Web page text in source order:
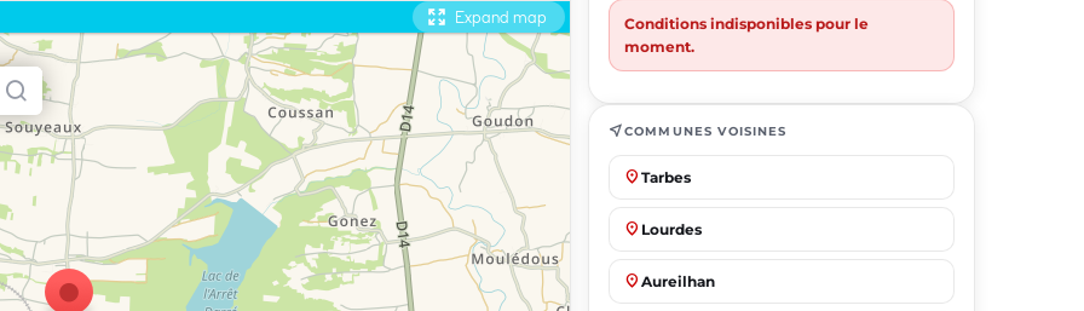
Conditions indisponibles pour le
moment.
near_meCOMMUNES VOISINES
place Tarbes
place Lourdes
place Aureilhan